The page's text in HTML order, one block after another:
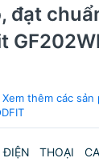
đạt
Xem thêm các sản
THOẠI